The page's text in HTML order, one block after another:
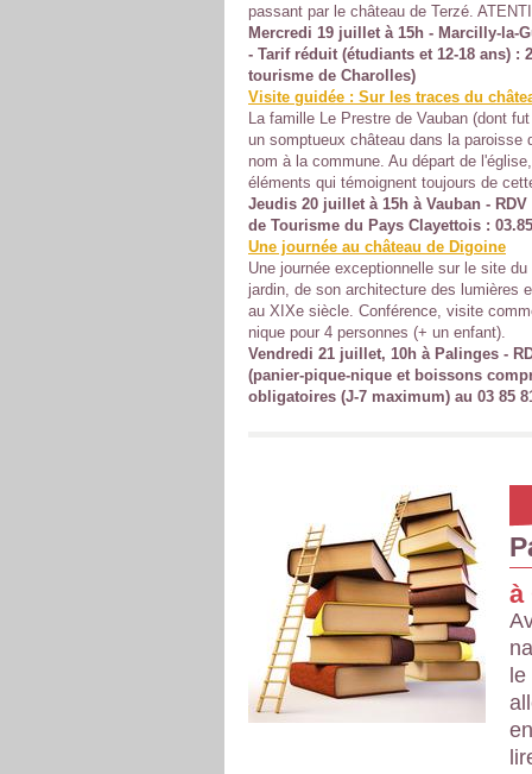
passant par le château de Terzé.
Mercredi 19 juillet à 15h - Marcilly-la-
- Tarif réduit (étudiants et 12-18 ans) :
tourisme de Charolles)
Visite guidée : Sur les traces du
La famille Le Prestre de Vauban (dont
un somptueux château dans la
nom à la commune. Au départ de
éléments qui témoignent toujours de
Jeudis 20 juillet à 15h à Vauban -
de Tourisme du Pays Clayettois :
Une journée au château de Digoine
Une journée exceptionnelle sur le site
jardin, de son architecture des lumières
au XIXe siècle. Conférence, visite
nique pour 4 personnes (+ un enfant).
Vendredi 21 juillet, 10h à Palinges -
(panier-pique-nique et boissons
obligatoires (J-7 maximum) au 03 85
à